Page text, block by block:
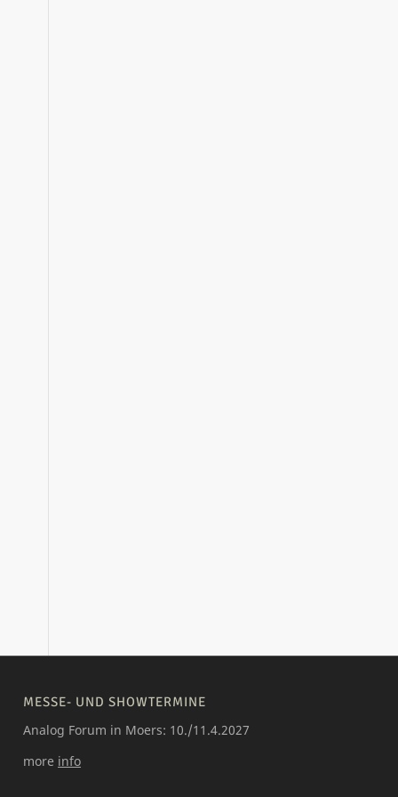
MESSE- UND SHOWTERMINE
Analog Forum in Moers: 10./11.4.2027
more info